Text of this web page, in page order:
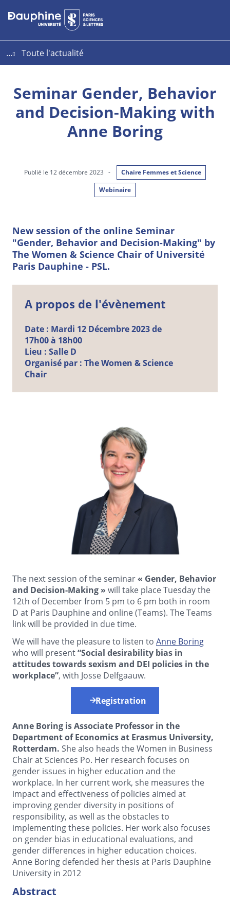
Aller
au
Aller
au
Plan
du
...
Toute l'actualité
Seminar Gender, Behavior
and Decision-Making with
Anne Boring
Publié le 12 décembre 2023 -
Chaire Femmes et Science
Webinaire
New session of the online Seminar
"Gender, Behavior and Decision-Making" by
The Women & Science Chair of Université
Paris Dauphine - PSL.
A propos de l'évènement
Date : Mardi 12 Décembre2023 de
17h00 à 18h00
Lieu : Salle D
Organisé par : The Women & Science
Chair
The next session of the seminar« Gender, Behavior
and Decision-Making » will take place Tuesday the
12th of December from 5 pm to 6 pm both in room
D at Paris Dauphine and online (Teams). The Teams
link will be provided in due time.
We will have the pleasure to listen to Anne Boring
who will present“Social desirability bias in
attitudes towards sexism and DEI policies in the
workplace”, with Josse Delfgaauw.
Registration
Anne Boring is Associate Professor in the
Department of Economics at Erasmus University,
Rotterdam. She also heads the Women in Business
Chair at Sciences Po. Her research focuses on
gender issues in higher education and the
workplace. In her current work, she measures the
impact and effectiveness of policies aimed at
improving gender diversity in positions of
responsibility, as well as the obstacles to
implementing these policies. Her work also focuses
on gender bias in educational evaluations, and
gender differences in higher education choices.
Anne Boring defended her thesis at Paris Dauphine
University in 2012
Abstract